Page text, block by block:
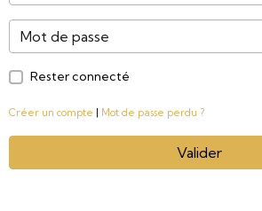
Rester connecté
Créer un compte Mot de passe perdu ?
Valider